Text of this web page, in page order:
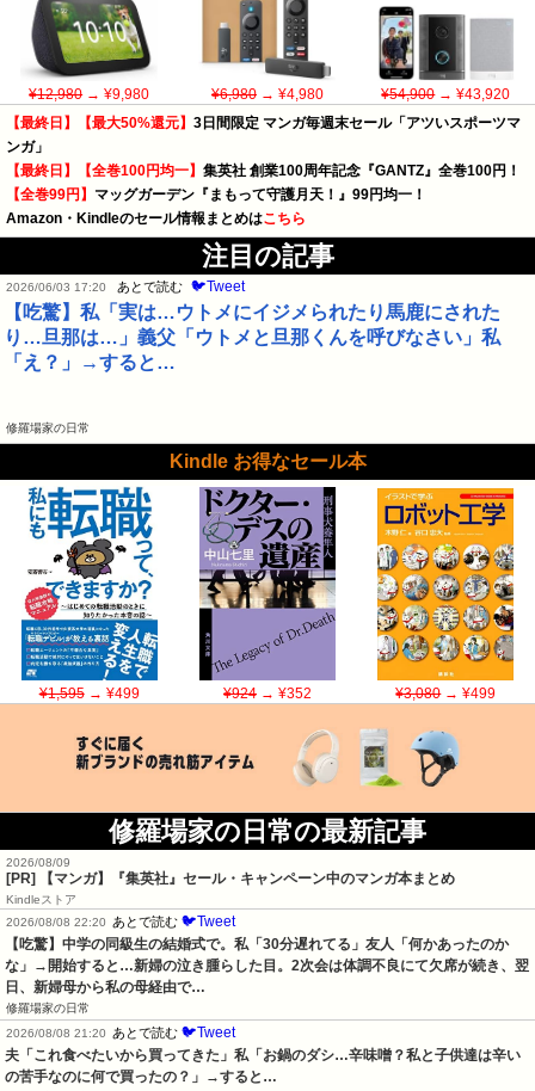
¥12,980→ ¥9,980 ¥6,980→ ¥4,980 ¥54,900→ ¥43,920
【最終日】【最大50%還元】 3日間限定 マンガ毎週末セール「アツいスポーツマ
ンガ」
【最終日】【全巻100円均一】 集英社 創業100周年記念『GANTZ』全巻100円！
【全巻99円】 マッグガーデン『まもって守護月天！』99円均一！
Amazon・Kindleのセール情報まとめはこちら
注目の記事
2026/06/03 17:20 あとで読む 🐦Tweet
【吃驚】私「実は…ウトメにイジメられたり馬鹿にされた
り…旦那は…」義父「ウトメと旦那くんを呼びなさい」私
「え？」→すると…
修羅場家の日常
Kindle お得なセール本
¥1,595→ ¥499 ¥924→ ¥352 ¥3,080→ ¥499
修羅場家の日常の最新記事
2026/08/09
[PR] 【マンガ】『集英社』セール・キャンペーン中のマンガ本まとめ
Kindleストア
2026/08/08 22:20
あとで読む 🐦Tweet
【吃驚】中学の同級生の結婚式で。私「30分遅れてる」友人「何かあったのか
な」→開始すると…新婦の泣き腫らした目。2次会は体調不良にて欠席が続き、翌
日、新婦母から私の母経由で…
修羅場家の日常
2026/08/08 21:20
あとで読む 🐦Tweet
夫「これ食べたいから買ってきた」私「お鍋のダシ…辛味噌？私と子供達は辛い
の苦手なのに何で買ったの？」→すると…